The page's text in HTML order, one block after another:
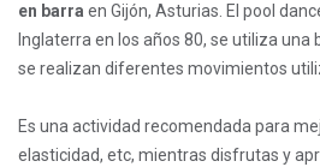
en barra en Gijón, Asturias. El pool
Inglaterra en los años 80, se utiliza una
se realizan diferentes movimientos
Es una actividad recomendada para
elasticidad, etc, mientras disfrutas y